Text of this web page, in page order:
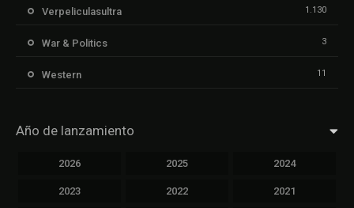
Verpeliculasultra 1.130
War & Politics 3
Western 11
Año de lanzamiento
2026 2025 2024
2023 2022 2021